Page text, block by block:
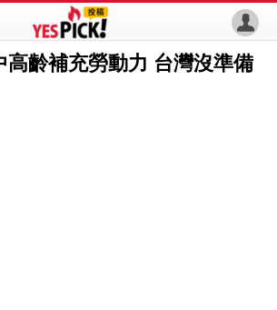
高齡補充勞動力 台灣沒準備